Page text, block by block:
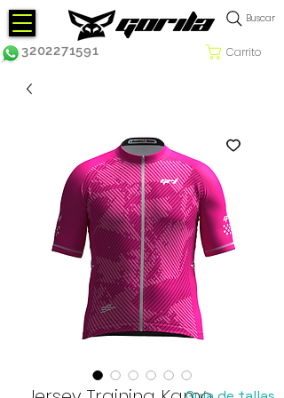
Carrito
3202271591
Buscar